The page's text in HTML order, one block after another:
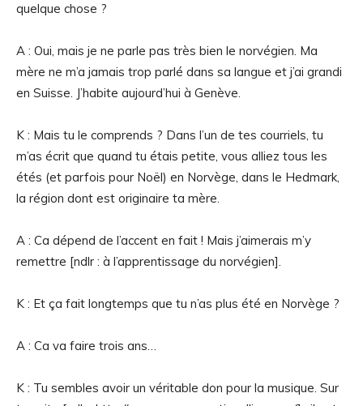
quelque chose ?
A : Oui, mais je ne parle pas très bien le norvégien. Ma
mère ne m’a jamais trop parlé dans sa langue et j’ai grandi
en Suisse. J’habite aujourd’hui à Genève.
K : Mais tu le comprends ? Dans l’un de tes courriels, tu
m’as écrit que quand tu étais petite, vous alliez tous les
étés (et parfois pour Noël) en Norvège, dans le Hedmark,
la région dont est originaire ta mère.
A : Ca dépend de l’accent en fait ! Mais j’aimerais m’y
remettre [ndlr : à l’apprentissage du norvégien].
K : Et ça fait longtemps que tu n’as plus été en Norvège ?
A : Ca va faire trois ans…
K : Tu sembles avoir un véritable don pour la musique. Sur